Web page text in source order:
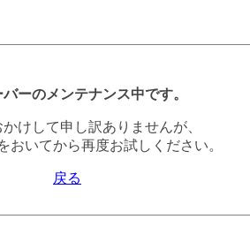
ーのメンテナンス中です。
けして申し訳ありませんが、
おいてから再度お試しください。
戻る